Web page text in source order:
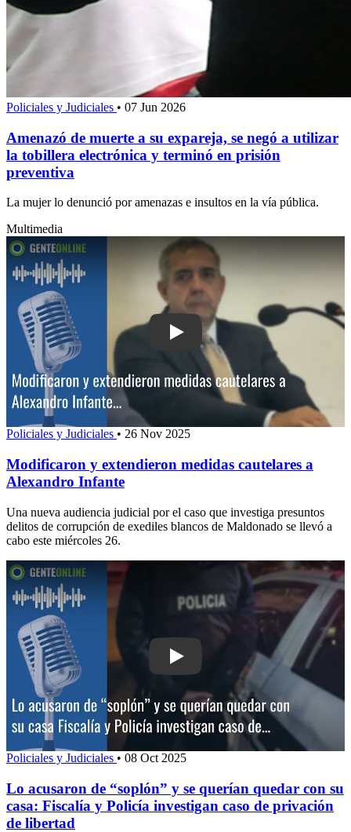
Policiales y Judiciales • 07 Jun 2026
Amenazó de muerte a su expareja, se negó a utilizar
la tobillera electrónica y terminó en prisión
preventiva
La mujer lo denunció por amenazas e insultos en la vía pública.
Multimedia
Play: Modificaron y extendieron
Policiales y Judiciales • 26 Nov 2025
Modificaron y extendieron medidas cautelares a
Alexandro Infante
Una nueva audiencia judicial por el caso que investiga presuntos
delitos de corrupción de exediles blancos de Maldonado se llevó a
cabo este miércoles 26.
Play: Lo acusaron de “soplón” y se
Policiales y Judiciales • 08 Oct 2025
Lo acusaron de “soplón” y se querían quedar con su
casa: Fiscalía y Policía investigan caso de privación
de libertad